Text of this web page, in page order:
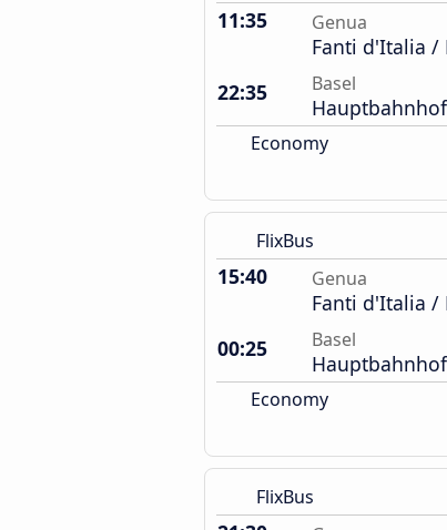
11:35 Genua
Fanti d'Italia /
22:35
Basel
Hauptbahnhof
Economy
FlixBus
15:40 Genua
Fanti d'Italia /
00:25
Basel
Hauptbahnhof
Economy
FlixBus